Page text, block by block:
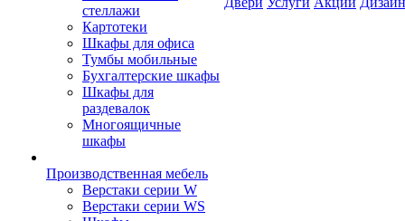
стеллажи
Картотеки
Шкафы для офиса
Тумбы мобильные
Бухгалтерские шкафы
Шкафы для
раздевалок
Многоящичные
шкафы
Производственная мебель
Верстаки серии W
Верстаки серии WS